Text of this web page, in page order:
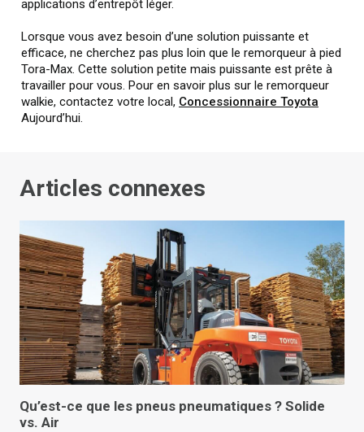
applications d’entrepôt léger.
Lorsque vous avez besoin d’une solution puissante et
efficace, ne cherchez pas plus loin que le remorqueur à pied
Tora-Max. Cette solution petite mais puissante est prête à
travailler pour vous. Pour en savoir plus sur le remorqueur
walkie, contactez votre local, Concessionnaire Toyota
Aujourd’hui.
Articles connexes
Qu’est-ce que les pneus pneumatiques ? Solide
vs. Air